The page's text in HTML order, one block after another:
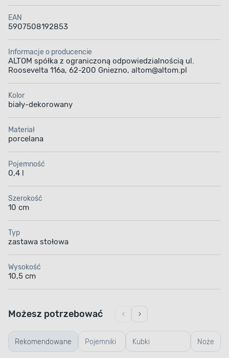
EAN
5907508192853
Informacje o producencie
ALTOM spółka z ograniczoną odpowiedzialnością ul.
Roosevelta 116a, 62-200 Gniezno, altom@altom.pl
Kolor
biały-dekorowany
Materiał
porcelana
Pojemność
0,4 l
Szerokość
10 cm
Typ
zastawa stołowa
Wysokość
10,5 cm
Rekomendowane Pojemniki Kubki Noże
Możesz potrzebować